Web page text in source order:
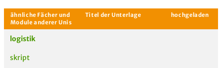
Aktuelle Gespräche
logistik
skript